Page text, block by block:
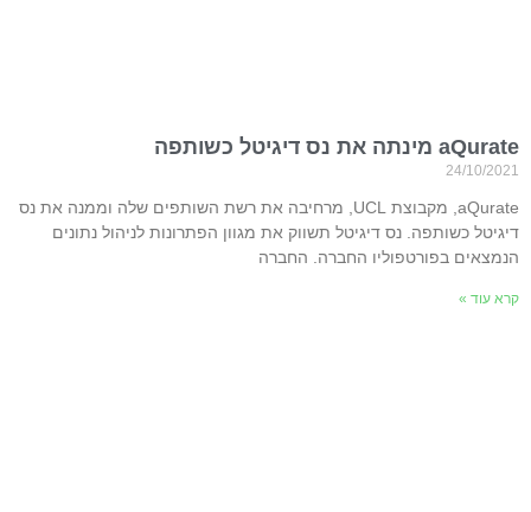
aQurate מינתה את נס דיגיטל כשותפה
24/10/2021
aQurate, מקבוצת UCL, מרחיבה את רשת השותפים שלה וממנה את נס
דיגיטל כשותפה. נס דיגיטל תשווק את מגוון הפתרונות לניהול נתונים
הנמצאים בפורטפוליו החברה. החברה
קרא עוד »